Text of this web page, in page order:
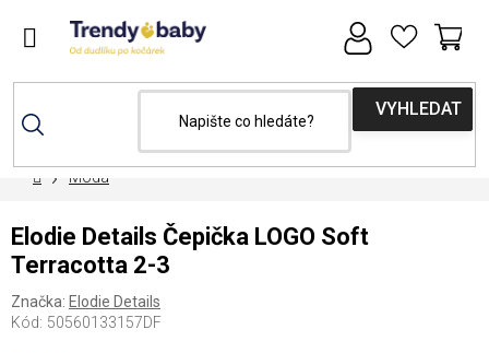
DomůMóda
Elodie Details Čepička LOGO Soft
Terracotta 2-3
Značka: Elodie Details
Kód: 50560133157DF